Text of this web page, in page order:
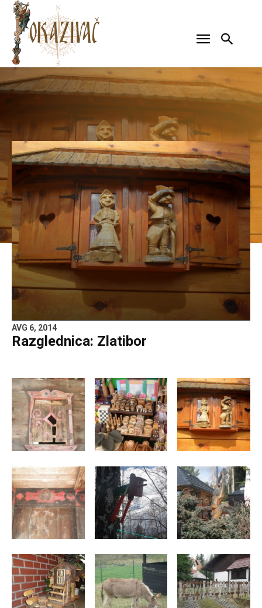
AVG 6, 2014
Razglednica: Zlatibor